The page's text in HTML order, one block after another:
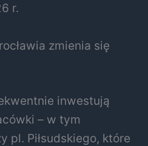
r.
zmienia się
inwestują
– w tym
pl. Piłsudskiego, które